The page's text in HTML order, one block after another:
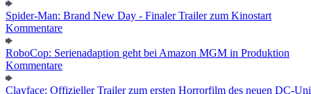
Spider-Man: Brand New Day - Finaler Trailer zum Kinostart
Kommentare
RoboCop: Serienadaption geht bei Amazon MGM in Produktion
Kommentare
Clayface: Offizieller Trailer zum ersten Horrorfilm des neuen DC-